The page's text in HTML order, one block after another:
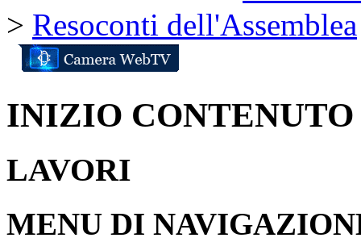
> Resoconti dell'Assemblea
INIZIO CONTENUTO
LAVORI
MENU DI